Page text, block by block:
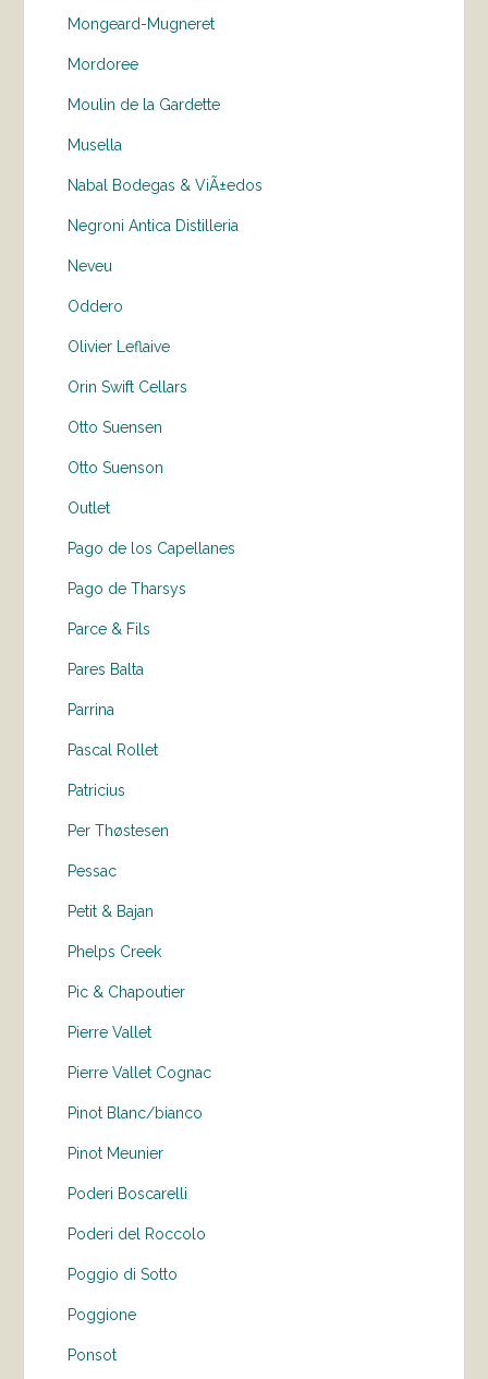
Mongeard-Mugneret
Mordoree
Moulin de la Gardette
Musella
Nabal Bodegas & ViÃ±edos
Negroni Antica Distilleria
Neveu
Oddero
Olivier Leflaive
Orin Swift Cellars
Otto Suensen
Otto Suenson
Outlet
Pago de los Capellanes
Pago de Tharsys
Parce & Fils
Pares Balta
Parrina
Pascal Rollet
Patricius
Per Thøstesen
Pessac
Petit & Bajan
Phelps Creek
Pic & Chapoutier
Pierre Vallet
Pierre Vallet Cognac
Pinot Blanc/bianco
Pinot Meunier
Poderi Boscarelli
Poderi del Roccolo
Poggio di Sotto
Poggione
Ponsot